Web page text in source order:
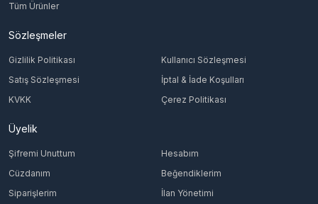
Tüm Ürünler
Sözleşmeler
Gizlilik Politikası
Kullanıcı Sözleşmesi
Satış Sözleşmesi
İptal & İade Koşulları
KVKK
Çerez Politikası
Üyelik
Şifremi Unuttum
Hesabım
Cüzdanım
Beğendiklerim
Siparişlerim
İlan Yönetimi